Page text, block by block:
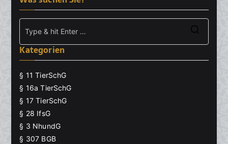
Kategorien
§ 11 TierSchG
§ 16a TierSchG
§ 17 TierSchG
§ 28 IfsG
§ 3 NhundG
§ 307 BGB